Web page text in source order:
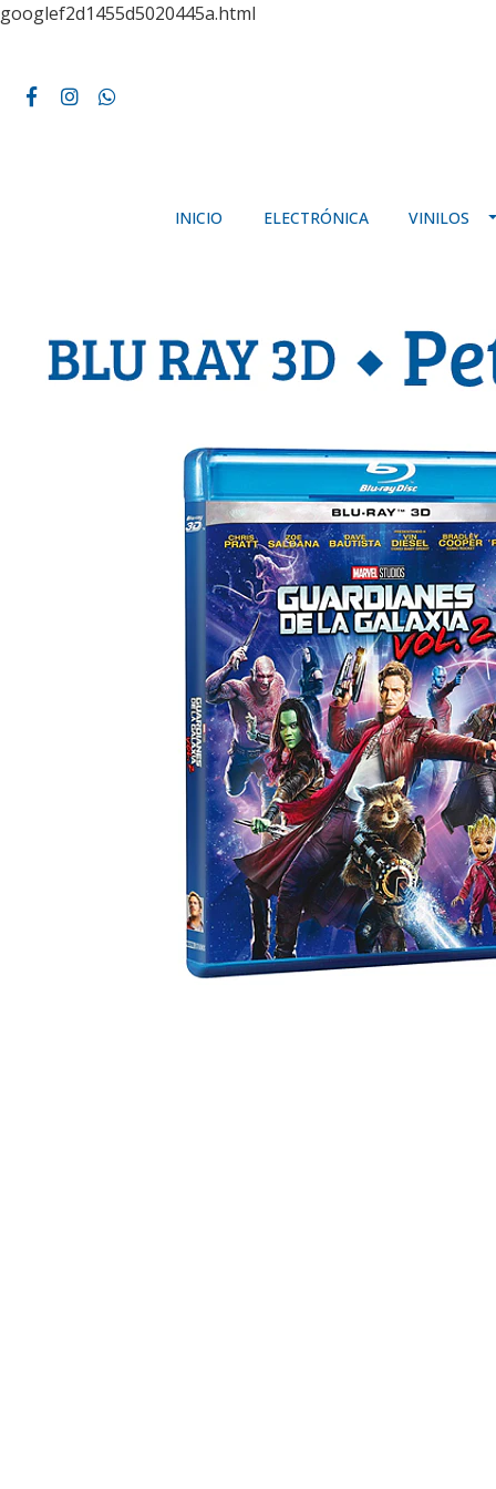
googlef2d1455d5020445a.html
INICIO ELECTRÓNICA VINILOS